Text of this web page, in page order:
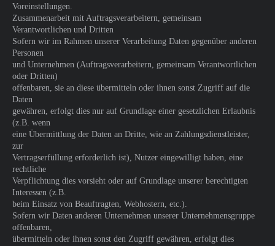
Voreinstellungen.
Zusammenarbeit mit Auftragsverarbeitern, gemeinsam
Verantwortlichen und Dritten
Sofern wir im Rahmen unserer Verarbeitung Daten gegenüber anderen
Personen
und Unternehmen (Auftragsverarbeitern, gemeinsam Verantwortlichen
oder Dritten)
offenbaren, sie an diese übermitteln oder ihnen sonst Zugriff auf die
Daten
gewähren, erfolgt dies nur auf Grundlage einer gesetzlichen Erlaubnis
(z.B. wenn
eine Übermittlung der Daten an Dritte, wie an Zahlungsdienstleister,
zur
Vertragserfüllung erforderlich ist), Nutzer eingewilligt haben, eine
rechtliche
Verpflichtung dies vorsieht oder auf Grundlage unserer berechtigten
Interessen (z.B.
beim Einsatz von Beauftragten, Webhostern, etc.).
Sofern wir Daten anderen Unternehmen unserer Unternehmensgruppe
offenbaren,
übermitteln oder ihnen sonst den Zugriff gewähren, erfolgt dies